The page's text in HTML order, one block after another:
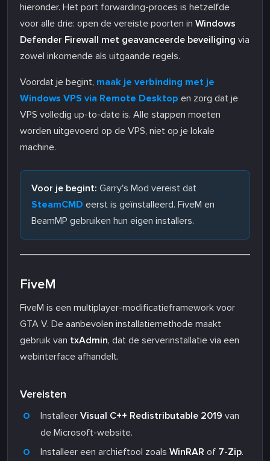
hieronder. Het port forwarding-proces is hetzelfde
voor alle drie: open de vereiste poorten in Windows
Defender Firewall met geavanceerde beveiliging via
zowel inkomende als uitgaande regels.
Voordat je begint, maak je verbinding met je
Windows VPS via Remote Desktop en zorg dat je
VPS volledig up-to-date is. Alle stappen moeten
worden uitgevoerd op de VPS, niet op je lokale
machine.
Voor je begint: Garry's Mod vereist dat
SteamCMD eerst is geïnstalleerd. FiveM en
BeamMP gebruiken hun eigen installers.
FiveM
FiveM is een multiplayer-modificatieframework voor
GTA V. De aanbevolen installatiemethode maakt
gebruik van txAdmin, dat de serverinstallatie via een
webinterface afhandelt.
Vereisten
Installeer Visual C++ Redistributable 2019 van
de Microsoft-website.
Installeer een archieftool zoals WinRAR of 7-Zip.